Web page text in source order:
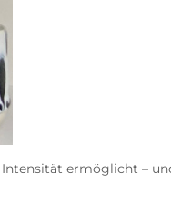
ermöglicht –